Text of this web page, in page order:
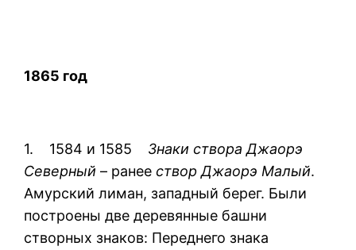
1865 год
1. 1584 и 1585 Знаки створа Джаорэ
Северный– ранеествор Джаорэ Малый.
Амурский лиман, западный берег. Были
построены две деревянные башни
створных знаков: Переднего знака